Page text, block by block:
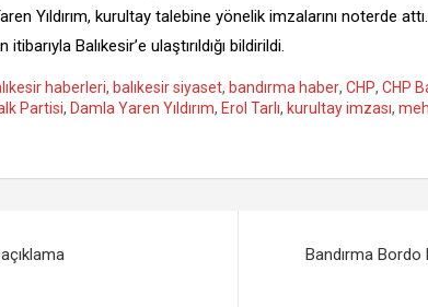
Yıldırım, kurultay talebine yönelik imzalarını noterde
Balıkesir’e ulaştırıldığı bildirildi.
haberleri, balıkesir siyaset, bandırma haber, CHP, CHP
Partisi, Damla Yaren Yıldırım, Erol Tarlı, kurultay imzası,
Bandırma